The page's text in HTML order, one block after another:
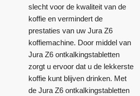
slecht voor de kwaliteit van de
koffie en vermindert de
prestaties van uw Jura Z6
koffiemachine. Door middel van
Jura Z6 ontkalkingstabletten
zorgt u ervoor dat u de lekkerste
koffie kunt blijven drinken. Met
de Jura Z6 ontkalkingstabletten